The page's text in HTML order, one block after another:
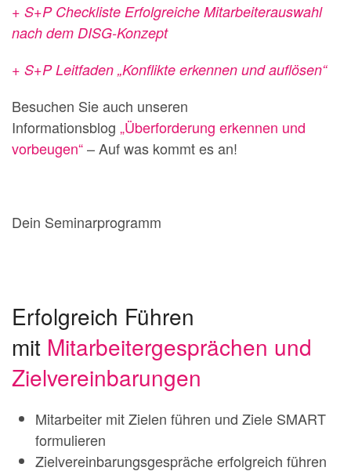
+ S+P Checkliste Erfolgreiche Mitarbeiterauswahl
nach dem DISG-Konzept
+ S+P Leitfaden „Konflikte erkennen und auflösen“
Besuchen Sie auch unseren
Informationsblog „Überforderung erkennen und
vorbeugen“– Auf was kommt es an!
Dein Seminarprogramm
Erfolgreich Führen
mit Mitarbeitergesprächen und
Zielvereinbarungen
Mitarbeiter mit Zielen führen und Ziele SMART
formulieren
Zielvereinbarungsgespräche erfolgreich führen